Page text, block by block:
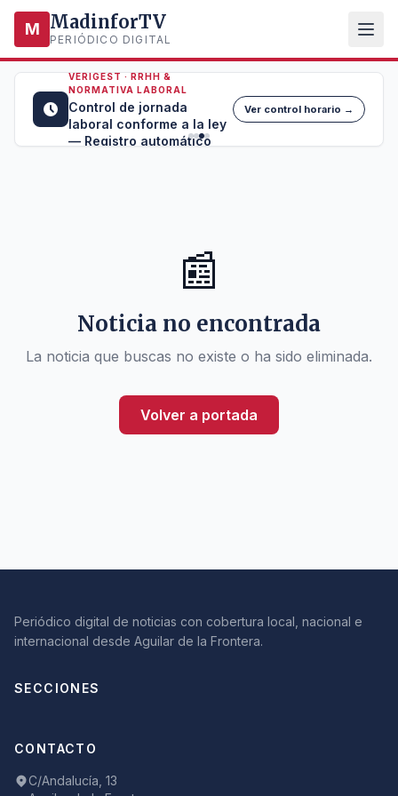
M MadinforTV
PERIÓDICO DIGITAL
VERIGEST · RRHH &
NORMATIVA LABORAL
Control de jornada
laboral conforme a la ley
— Registro automático
Ver control horario →
📰
Noticia no encontrada
La noticia que buscas no existe o ha sido eliminada.
Volver a portada
Periódico digital de noticias con cobertura local, nacional e
internacional desde Aguilar de la Frontera.
SECCIONES
CONTACTO
C/Andalucía, 13